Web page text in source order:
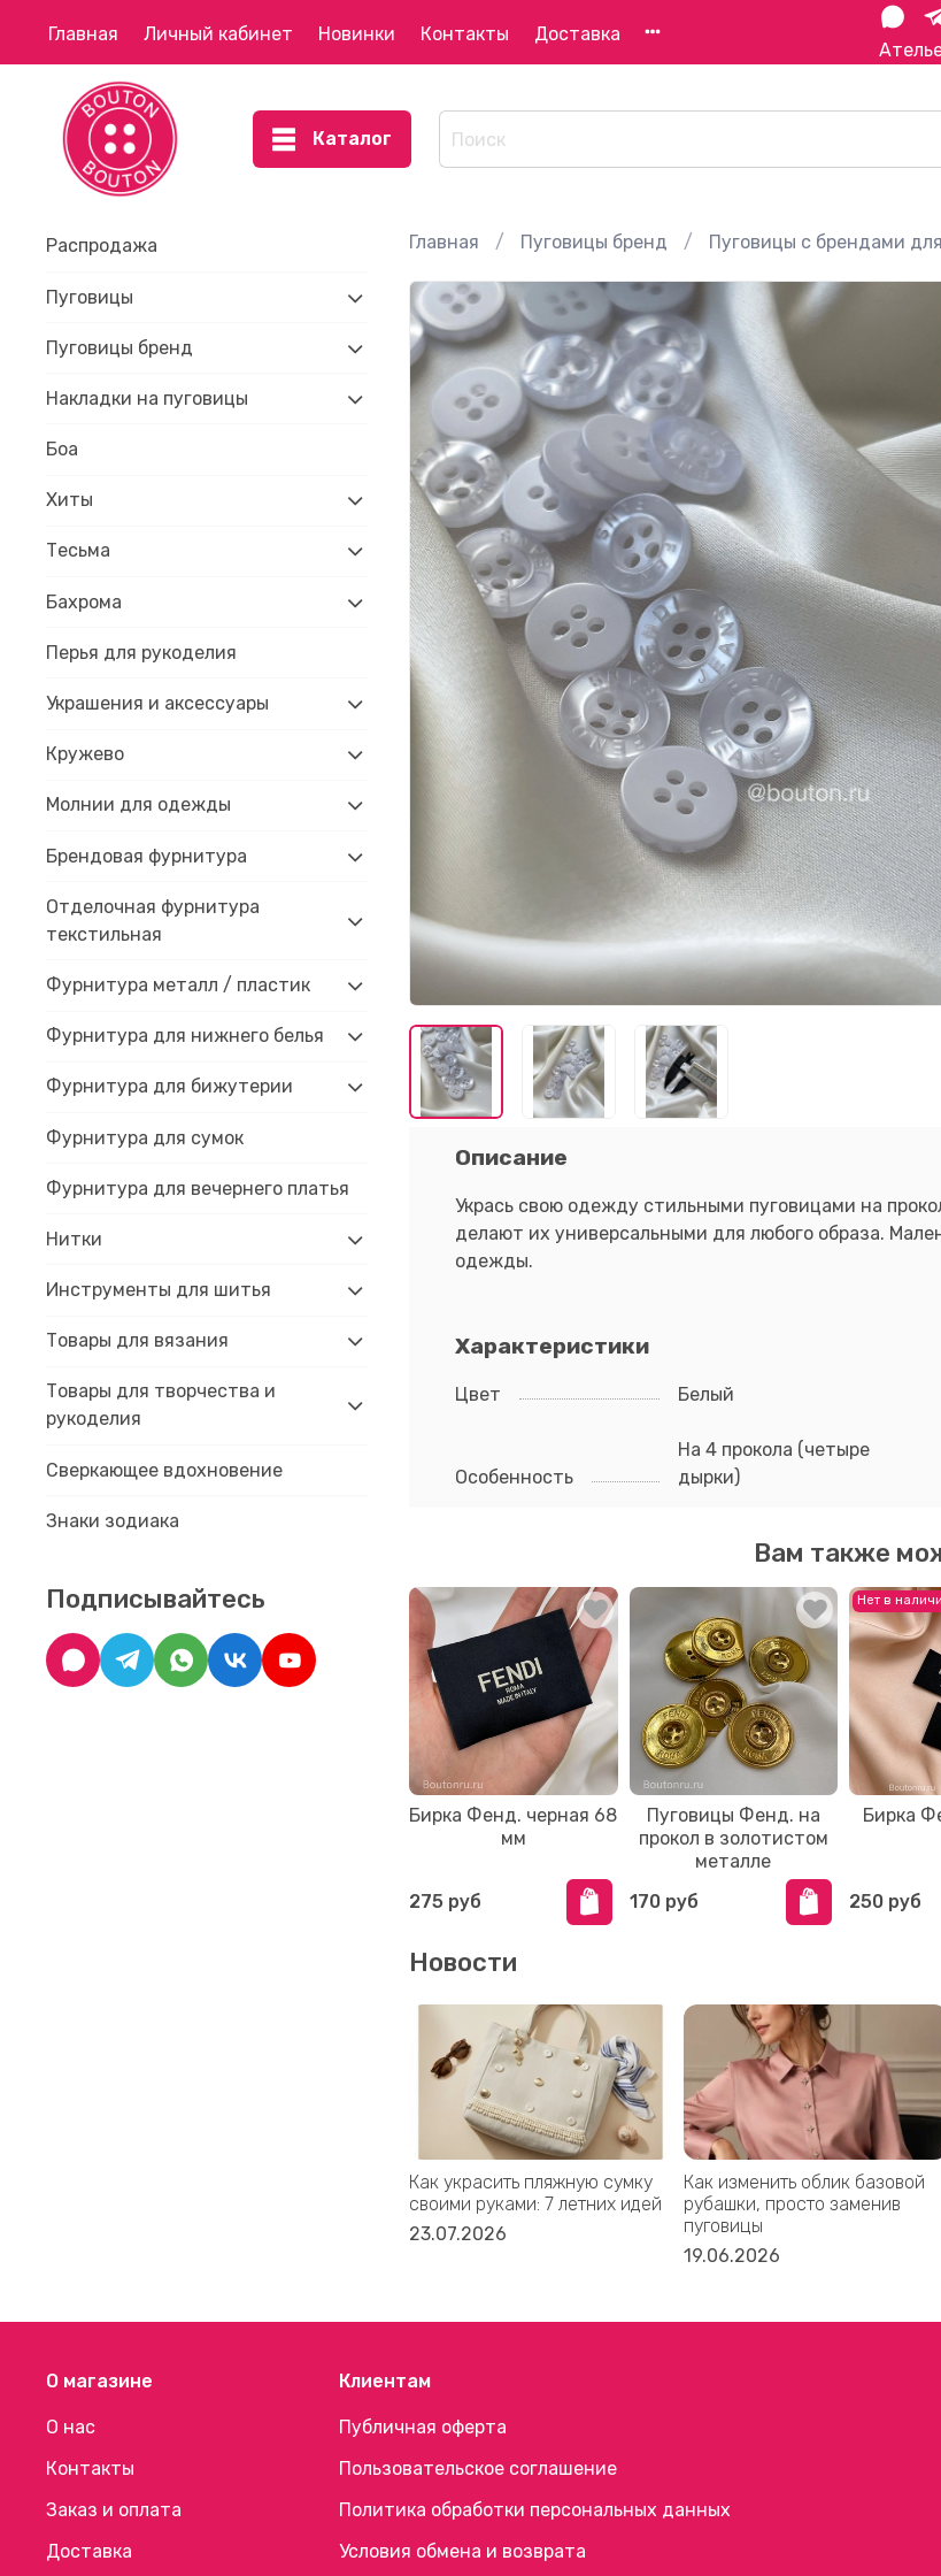
Главная Личный кабинет Новинки Контакты Доставка
Каталог
Главная Пуговицы бренд Пуговицы с брендами
Описание
Укрась свою одежду стильными пуговицами на
делают их универсальными для любого образа.
одежды.
Характеристики
Цвет Белый
Особенность
На 4 прокола (четыре
дырки)
Вам также
Бирка Фенд. черная 68
мм
275 руб
Пуговицы Фенд. на
прокол в золотистом
металле
170 руб
Нет в
Бирка
250 руб
Новости
Как украсить пляжную сумку
своими руками: 7 летних идей
23.07.2026
Как изменить облик базовой
рубашки, просто заменив
пуговицы
19.06.2026
Распродажа
Пуговицы
Пуговицы бренд
Накладки на пуговицы
Боа
Хиты
Тесьма
Бахрома
Перья для рукоделия
Украшения и аксессуары
Кружево
Молнии для одежды
Брендовая фурнитура
Отделочная фурнитура
текстильная
Фурнитура металл / пластик
Фурнитура для нижнего белья
Фурнитура для бижутерии
Фурнитура для сумок
Фурнитура для вечернего платья
Нитки
Инструменты для шитья
Товары для вязания
Товары для творчества и
рукоделия
Сверкающее вдохновение
Знаки зодиака
Подписывайтесь
О магазине
О нас
Контакты
Заказ и оплата
Доставка
Клиентам
Публичная оферта
Пользовательское соглашение
Политика обработки персональных данных
Условия обмена и возврата